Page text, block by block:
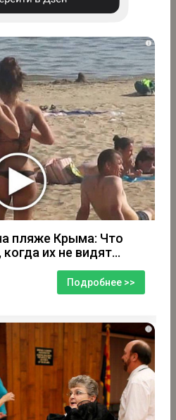
i
пляже Крыма: Что
их не видят...
Подробнее >>
i